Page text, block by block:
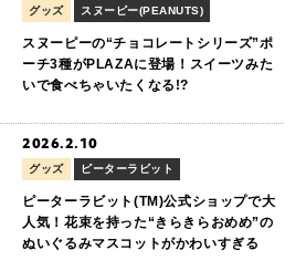
グッズ スヌーピー(PEANUTS)
スヌーピーの“チョコレートシリーズ”ポ
ーチ3種がPLAZAに登場！スイーツみた
いで食べちゃいたくなる!?
2026.2.10
グッズ ピーターラビット
ピーターラビット(TM)公式ショップで大
人気！花束を持った“きらきらおめめ”の
ぬいぐるみマスコットがかわいすぎる